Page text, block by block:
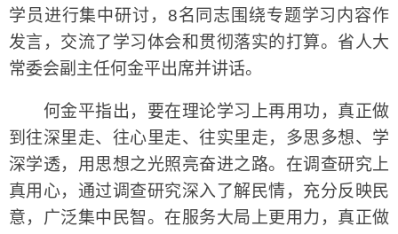
学员进行集中研讨，8名同志围绕专题学习内容作
发言，交流了学习体会和贯彻落实的打算。省人大
常委会副主任何金平出席并讲话。
何金平指出，要在理论学习上再用功，真正做
到往深里走、往心里走、往实里走，多思多想、学
深学透，用思想之光照亮奋进之路。在调查研究上
真用心，通过调查研究深入了解民情，充分反映民
意，广泛集中民智。在服务大局上更用力，真正做